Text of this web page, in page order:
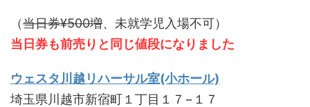
（当日券¥500増、未就学児入場不可）
当日券も前売りと同じ値段になりました
ウェスタ川越リハーサル室(小ホール)
埼玉県川越市新宿町１丁目１７−１７